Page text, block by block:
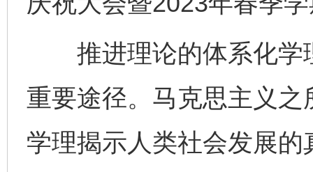
推进理论的体系化学
重要途径。马克思主义
学理揭示人类社会发展